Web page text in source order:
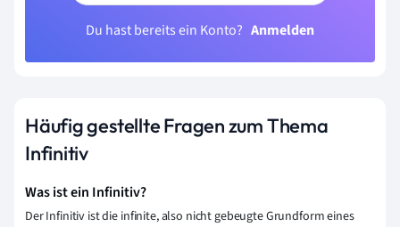
Du hast bereits ein Konto? Anmelden
Häufig gestellte Fragen zum Thema
Infinitiv
Was ist ein Infinitiv?
Der Infinitiv ist die infinite, also nicht gebeugte Grundform eines